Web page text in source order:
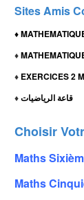
Sites Amis
♦
♦
♦ EXERCICES 2
♦قاعة الرياضيات
Choisir
Maths
Maths